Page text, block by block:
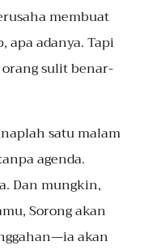
membuat
adanya. Tapi
sulit benar-
satu malam
agenda.
Dan mungkin,
Sorong akan
akan